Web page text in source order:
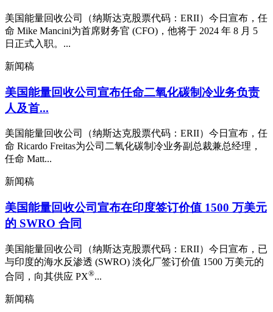
美国能量回收公司（纳斯达克股票代码：ERII）今日宣布，任
命 Mike Mancini为首席财务官 (CFO)，他将于 2024 年 8 月 5
日正式入职。...
新闻稿
美国能量回收公司宣布任命二氧化碳制冷业务负责
人及首...
美国能量回收公司（纳斯达克股票代码：ERII）今日宣布，任
命 Ricardo Freitas为公司二氧化碳制冷业务副总裁兼总经理，
任命 Matt...
新闻稿
美国能量回收公司宣布在印度签订价值 1500 万美元
的 SWRO 合同
美国能量回收公司（纳斯达克股票代码：ERII）今日宣布，已
与印度的海水反渗透 (SWRO) 淡化厂签订价值 1500 万美元的
合同，向其供应 PX®...
新闻稿